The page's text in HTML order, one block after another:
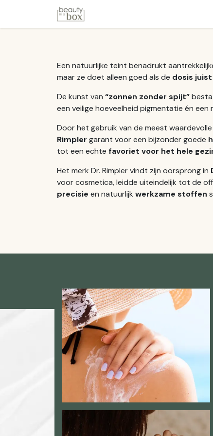
Overslaan naar inhoud
Een natuurlijke teint benadrukt
maar ze doet alleen goed als de dosis juist
De kunst van “zonnen zonder spijt”
een veilige hoeveelheid pigmentatie én een
Door het gebruik van de meest waardevolle
Rimpler garant voor een bijzonder goede
tot een echte favoriet voor het hele
Het merk Dr. Rimpler vindt zijn oorsprong in
voor cosmetica, leidde uiteindelijk tot de
precisie en natuurlijk werkzame stoffen